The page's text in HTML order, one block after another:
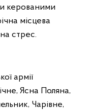
керованими
місцева
стрес.
армії
Ясна Поляна,
Чарівне,